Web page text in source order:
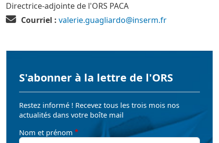
Directrice-adjointe de l'ORS PACA
Courriel : valerie.guagliardo@inserm.fr
S'abonner à la lettre de l'ORS
Restez informé ! Recevez tous les trois mois nos
actualités dans votre boîte mail
Nom et prénom